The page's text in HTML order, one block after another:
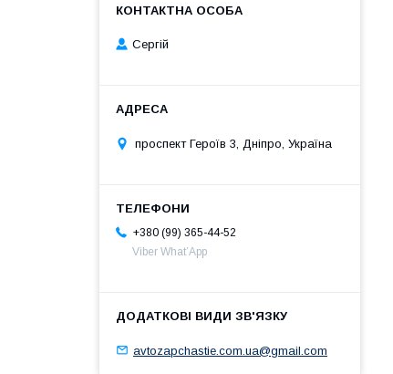
Сергій
проспект Героїв 3, Дніпро, Україна
+380 (99) 365-44-52
Viber What’App
avtozapchastie.com.ua@gmail.com